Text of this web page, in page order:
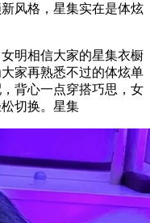
风格，星集实在是体炫
明相信大家的星集衣橱
家再熟悉不过的体炫单
背心一点穿搭巧思，女
切换。星集